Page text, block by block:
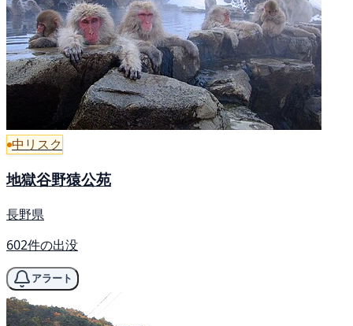
中リスク
地獄谷野猿公苑
長野県
602件の出没
アラート